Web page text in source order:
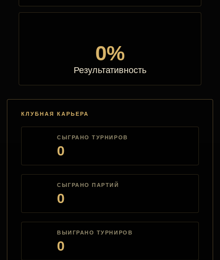
0%
Результативность
КЛУБНАЯ КАРЬЕРА
СЫГРАНО ТУРНИРОВ
0
СЫГРАНО ПАРТИЙ
0
ВЫИГРАНО ТУРНИРОВ
0